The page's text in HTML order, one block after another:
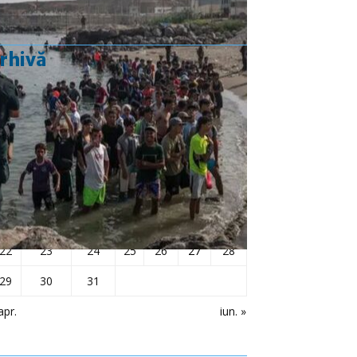
mai 2023
L Ma Mi J V S D
iun. »
1 2 3 4 5 6
7
8
9 10 11 12 13
14
16 17 18 19 20
21
23 24 25 26 27
28
30 31